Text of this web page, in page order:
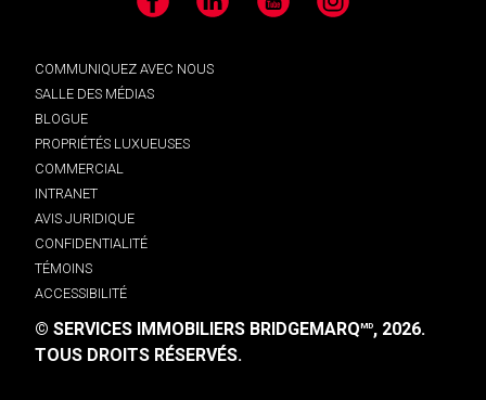
Facebook LinkedIn YouTube Instagram
COMMUNIQUEZ AVEC NOUS
SALLE DES MÉDIAS
BLOGUE
PROPRIÉTÉS LUXUEUSES
COMMERCIAL
INTRANET
AVIS JURIDIQUE
CONFIDENTIALITÉ
TÉMOINS
ACCESSIBILITÉ
© SERVICES IMMOBILIERS BRIDGEMARQMD, 2026.
TOUS DROITS RÉSERVÉS.